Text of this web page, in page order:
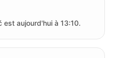
est aujourd'hui à 13:10.